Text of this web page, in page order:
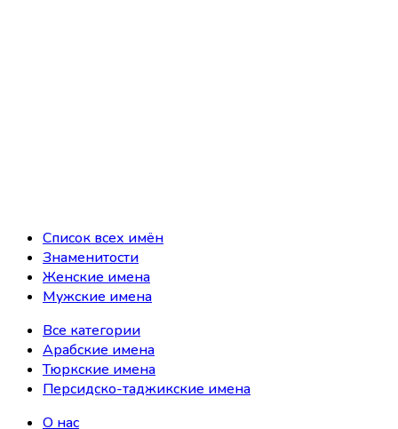
Список всех имён
Знаменитости
Женские имена
Мужские имена
Все категории
Арабские имена
Тюркские имена
Персидско-таджикские имена
О нас